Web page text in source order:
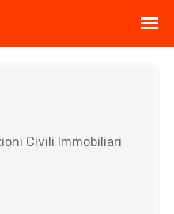
Civili Immobiliari